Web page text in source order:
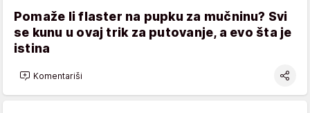
Pomaže li flaster na pupku za mučninu? Svi
se kunu u ovaj trik za putovanje, a evo šta je
istina
Komentariši